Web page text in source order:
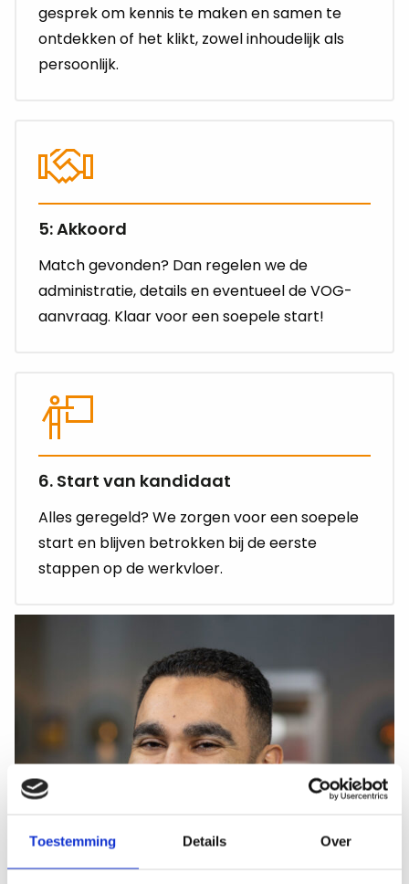
Toestemming Details Over
gesprek om kennis te maken en samen te
ontdekken of het klikt, zowel inhoudelijk als
persoonlijk.
5: Akkoord
Match gevonden? Dan regelen we de
administratie, details en eventueel de VOG-
aanvraag. Klaar voor een soepele start!
6. Start van kandidaat
Alles geregeld? We zorgen voor een soepele
start en blijven betrokken bij de eerste
stappen op de werkvloer.